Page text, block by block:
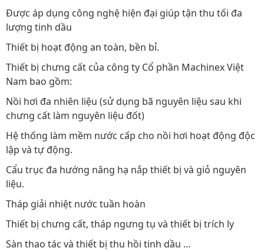
Được áp dụng công nghệ hiện đại giúp tận thu tối đa
lượng tinh dầu
Thiết bị hoạt động an toàn, bền bỉ.
Thiết bị chưng cất của công ty Cổ phần Machinex Việt
Nam bao gồm:
Nồi hơi đa nhiên liệu (sử dụng bã nguyên liệu sau khi
chưng cất làm nguyên liệu đốt)
Hệ thống làm mềm nước cấp cho nồi hơi hoạt động độc
lập và tự động.
Cẩu trục đa hướng nâng hạ nắp thiết bị và giỏ nguyên
liệu.
Tháp giải nhiệt nước tuần hoàn
Thiết bị chưng cất, tháp ngưng tụ và thiết bị trích ly
Sàn thao tác và thiết bị thu hồi tinh dầu …